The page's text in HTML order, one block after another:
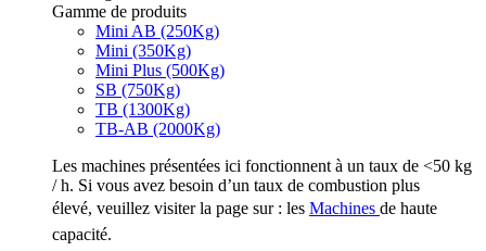
Gamme de produits
Mini AB (250Kg)
Mini (350Kg)
Mini Plus (500Kg)
SB (750Kg)
TB (1300Kg)
TB-AB (2000Kg)
Les machines présentées ici fonctionnent à un taux de <50 kg
/ h. Si vous avez besoin d’un taux de combustion plus
élevé, veuillez visiter la page sur : les Machines de haute
capacité.